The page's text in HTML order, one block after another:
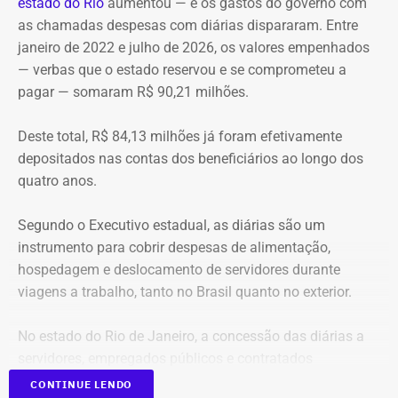
“A edificação foi reformada e transformada em um
caixote revestido de vidro”, escreve Nireu, quase com
repugnância.
Anac, neste sábado (08), justamente à ocorrência de mais
de um acidente aéreo no Rio, em um curto intervalo de
tempo.
“Eu quero que a Anac tome essas medidas, inclusive com
uma semana ou por duas semanas, ou pelo tempo que
seja necessário para a Anac fazer uma fiscalização mais
intensa nos helipontos, nas aeronaves, na manutenção
dos visitantes que visitam a cidade, dos turistas que
visitam a cidade e da população que circula aqui pela
cidade”, afirmou o prefeito.
acompanhar o trabalho das equipes de resgate. Segundo
Anac e a prefeitura encaminhou um comunicado à
as chamadas despesas com diárias dispararam. Entre
janeiro de 2022 e julho de 2026, os valores empenhados
— verbas que o estado reservou e se comprometeu a
pagar — somaram R$ 90,21 milhões.
Deste total, R$ 84,13 milhões já foram efetivamente
depositados nas contas dos beneficiários ao longo dos
quatro anos.
Segundo o Executivo estadual, as diárias são um
instrumento para cobrir despesas de alimentação,
hospedagem e deslocamento de servidores durante
viagens a trabalho, tanto no Brasil quanto no exterior.
No estado do Rio de Janeiro, a concessão das diárias a
temporários é regulamentada pelos decretos estaduais nº
CONTINUE LENDO